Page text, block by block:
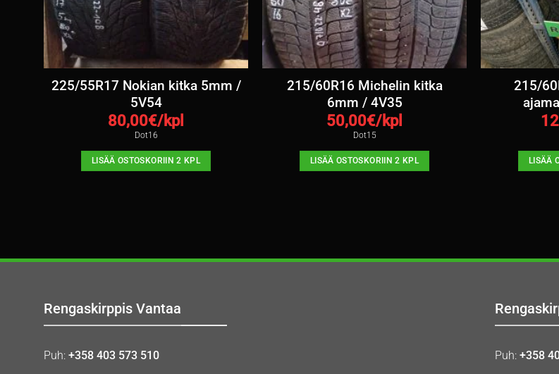
225/55R17 Nokian kitka 5mm /
5V54
80,00€/kpl
Dot16
LISÄÄ OSTOSKORIIN 2 KPL
215/60R16 Michelin kitka
6mm / 4V35
50,00€/kpl
Dot15
LISÄÄ OSTOSKORIIN 2 KPL
215/
LISÄÄ
Rengaskirppis Vantaa
Puh: +358 403 573 510 Puh: +358